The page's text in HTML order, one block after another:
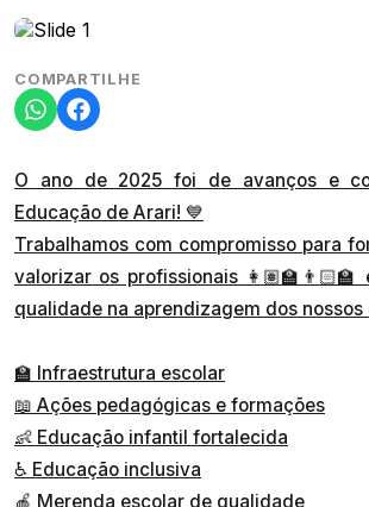
COMPARTILHE
O ano de 2025 foi de avanços e
Educação de Arari! 💙
Trabalhamos com compromisso para
valorizar os profissionais
qualidade na aprendizagem dos nossos
🏫 Infraestrutura escolar
📖 Ações pedagógicas e formações
👶 Educação infantil fortalecida
♿ Educação inclusiva
🍎 Merenda escolar de qualidade